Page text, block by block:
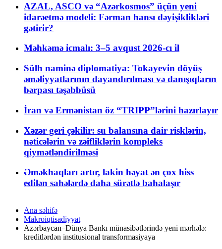
AZAL, ASCO və “Azərkosmos” üçün yeni
idarəetmə modeli: Fərman hansı dəyişiklikləri
gətirir?
Məhkəmə icmalı: 3–5 avqust 2026-cı il
Sülh naminə diplomatiya: Tokayevin döyüş
əməliyyatlarının dayandırılması və danışıqların
bərpası təşəbbüsü
İran və Ermənistan öz “TRIPP”lərini hazırlayır
Xəzər geri çəkilir: su balansına dair risklərin,
nəticələrin və zəifliklərin kompleks
qiymətləndirilməsi
Əməkhaqları artır, lakin həyat ən çox hiss
edilən sahələrdə daha sürətlə bahalaşır
Ana səhifə
Makroiqtisadiyyat
Azərbaycan–Dünya Bankı münasibətlərində yeni mərhələ:
kreditlərdən institusional transformasiyaya